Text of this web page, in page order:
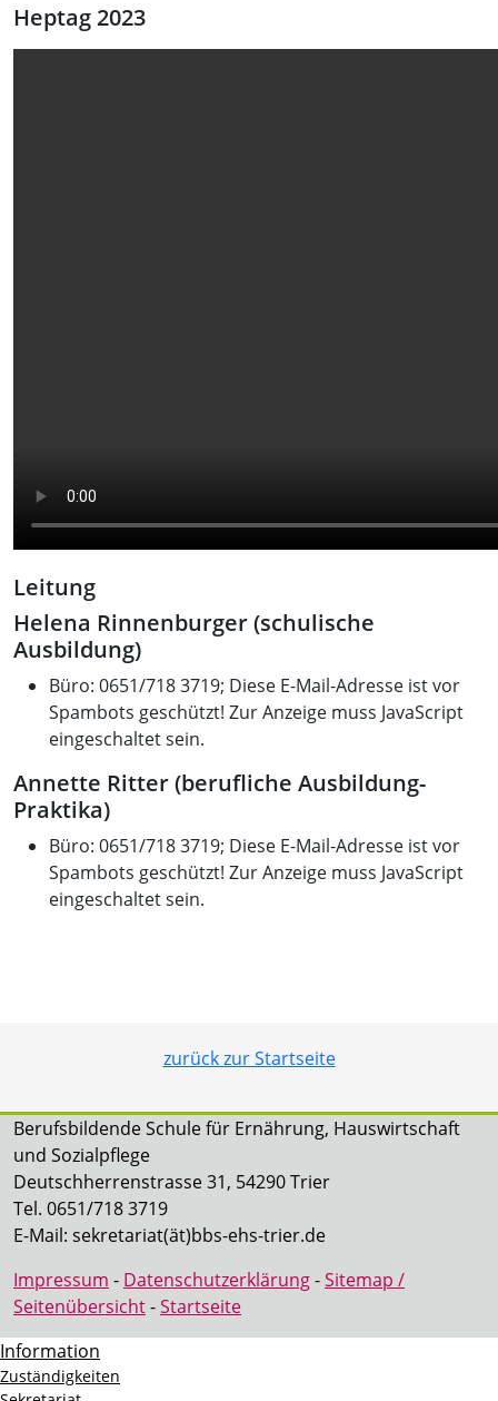
Heptag 2023
Leitung
Helena Rinnenburger (schulische
Ausbildung)
Büro: 0651/718 3719; Diese E-Mail-Adresse ist vor
Spambots geschützt! Zur Anzeige muss JavaScript
eingeschaltet sein.
Annette Ritter (berufliche Ausbildung-
Praktika)
Büro: 0651/718 3719; Diese E-Mail-Adresse ist vor
Spambots geschützt! Zur Anzeige muss JavaScript
eingeschaltet sein.
zurück zur Startseite
Berufsbildende Schule für Ernährung, Hauswirtschaft
und Sozialpflege
Deutschherrenstrasse 31, 54290 Trier
Tel. 0651/718 3719
E-Mail: sekretariat(ät)bbs-ehs-trier.de
Impressum - Datenschutzerklärung-Sitemap /
Seitenübersicht-Startseite
Information
Zuständigkeiten